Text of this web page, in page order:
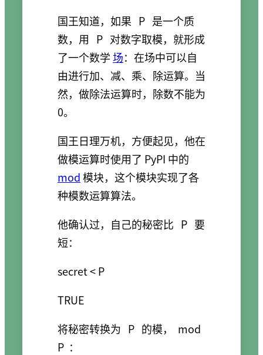
国王知道，如果 P 是一个质
数，用 P 对数字取模，就形成
了一个数学场：在场中可以自
由进行加、减、乘、除运算。当
然，做除法运算时，除数不能为
0。
国王日理万机，方便起见，他在
做模运算时使用了 PyPI 中的
mod模块，这个模块实现了各
种模数运算算法。
他确认过，自己的秘密比 P 要
短：
将秘密转换为 P 的模，
mod
P ：